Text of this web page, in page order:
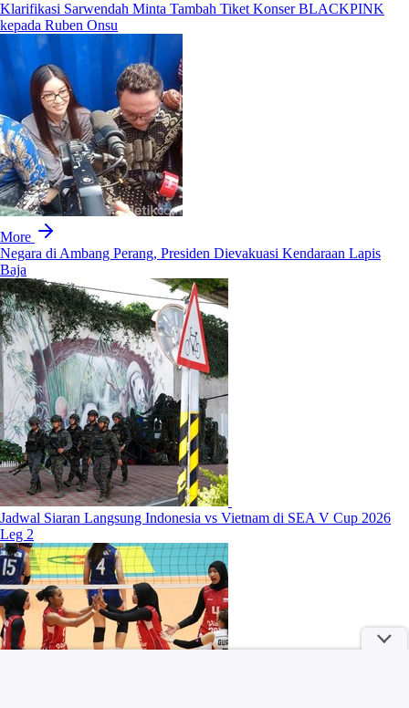
Klarifikasi Sarwendah Minta Tambah Tiket Konser BLACKPINK
kepada Ruben Onsu
More
Negara di Ambang Perang, Presiden Dievakuasi Kendaraan Lapis
Baja
Jadwal Siaran Langsung Indonesia vs Vietnam di SEA V Cup 2026
Leg 2